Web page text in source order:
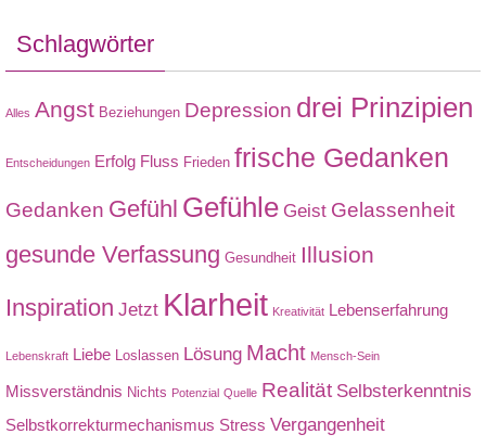
Schlagwörter
Alles Angst Beziehungen Depression drei Prinzipien
Entscheidungen Erfolg Fluss Frieden frische Gedanken
Gedanken Gefühl Gefühle Geist Gelassenheit
gesunde Verfassung Gesundheit Illusion
Inspiration Jetzt Klarheit Kreativität Lebenserfahrung
Lebenskraft Liebe Loslassen Lösung Macht Mensch-Sein
Missverständnis Nichts Potenzial Quelle Realität Selbsterkenntnis
Selbstkorrekturmechanismus Stress Vergangenheit